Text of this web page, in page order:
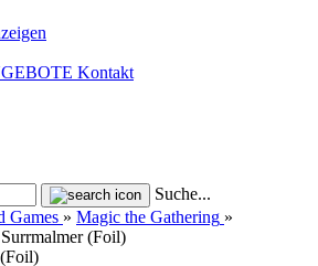
Kontakt
Suche...
Games » Magic the Gathering »
(Foil)